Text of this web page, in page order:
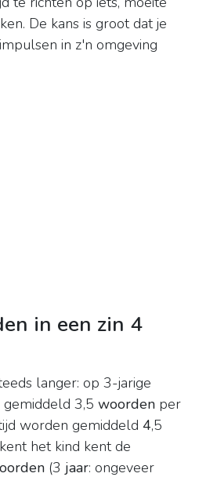
De kans is groot dat je
in z'n omgeving
in een zin 4
langer: op 3-jarige
gemiddeld 3,5 woorden per
worden gemiddeld 4,5
het kind kent de
(3 jaar: ongeveer